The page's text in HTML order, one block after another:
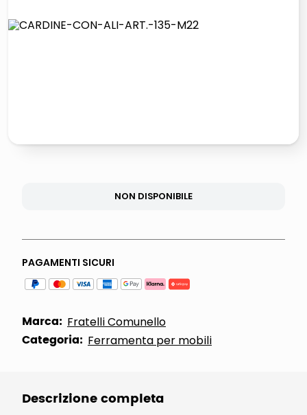
elenco telefonico
NON DISPONIBILE
PAGAMENTI SICURI
Marca: Fratelli Comunello
Categoria: Ferramenta per mobili
Descrizione completa